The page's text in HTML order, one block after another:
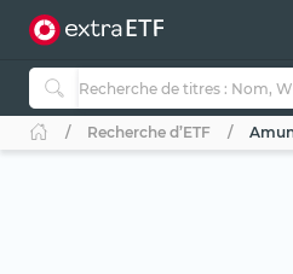
Recherche d’ETF